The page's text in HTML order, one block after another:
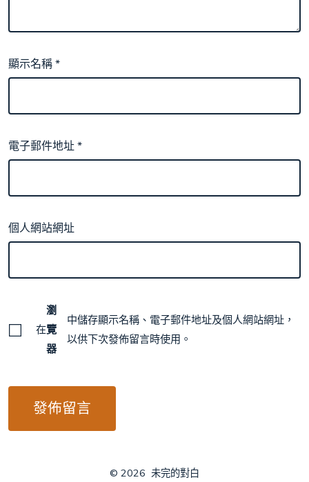
顯示名稱*
電子郵件地址*
個人網站網址
在
瀏
覽
器
中儲存顯示名稱、電子郵件地址及個人網站網址，
以供下次發佈留言時使用。
© 2026 未完的對白